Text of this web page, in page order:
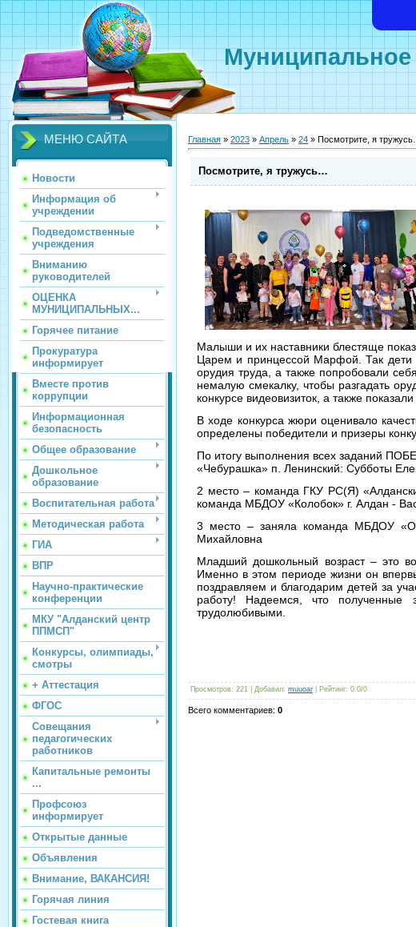
Муниципальное
МЕНЮ САЙТА
Новости
Информация об
учреждении
Подведомственные
учреждения
Вниманию
руководителей
ОЦЕНКА
МУНИЦИПАЛЬНЫХ...
Горячее питание
Прокуратура
информирует
Вместе против
коррупции
Информационная
безопасность
Общее образование
Дошкольное
образование
Воспитательная работа
Методическая работа
ГИА
ВПР
Научно-практические
конференции
МКУ "Алданский центр
ППМСП"
Конкурсы, олимпиады,
смотры
+ Аттестация
ФГОС
Совещания
педагогических
работников
Капитальные ремонты
...
Профсоюз
информирует
Открытые данные
Объявления
Внимание, ВАКАНСИЯ!
Горячая линия
Гостевая книга
Главная » 2023 » Апрель » 24 » Посмотрите, я тружусь…
Посмотрите, я тружусь…
Малыши и их наставники блестяще
Царем и принцессой Марфой. Так дети
орудия труда, а также попробовали
немалую смекалку, чтобы разгадать
конкурсе видеовизиток, а также
В ходе конкурса жюри оценивало
определены победители и призеры
По итогу выполнения всех заданий
«Чебурашка» п. Ленинский: Субботы
2 место – команда ГКУ РС(Я)
команда МБДОУ «Колобок» г. Алдан -
3 место – заняла команда МБДОУ
Михайловна
Младший дошкольный возраст – это
Именно в этом периоде жизни он
поздравляем и благодарим детей за
работу! Надеемся, что
трудолюбивыми.
Просмотров: 221 | Добавил: muuoar Рейтинг: 0.0/0
Всего комментариев: 0